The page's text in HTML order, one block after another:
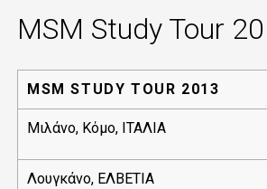
MSM Study Tour
MSM STUDY TOUR 2013
Μιλάνο, Κόμο, ΙΤΑΛΙΑ
Λουγκάνο, ΕΛΒΕΤΙΑ